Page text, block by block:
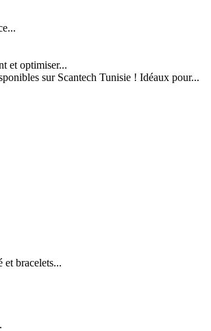
et optimiser...
sur Scantech Tunisie ! Idéaux pour...
bracelets...